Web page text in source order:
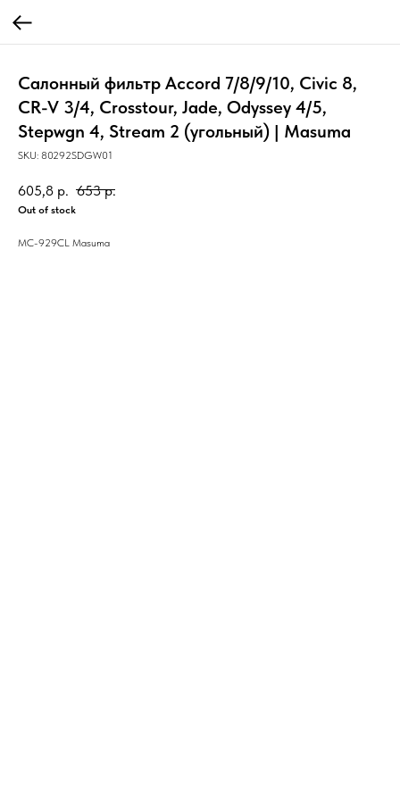
Салонный фильтр Accord 7/8/9/10, Civic 8,
CR-V 3/4, Crosstour, Jade, Odyssey 4/5,
Stepwgn 4, Stream 2 (угольный) | Masuma
SKU: 80292SDGW01
605,8 р. 653 р.
Out of stock
MC-929CL Masuma